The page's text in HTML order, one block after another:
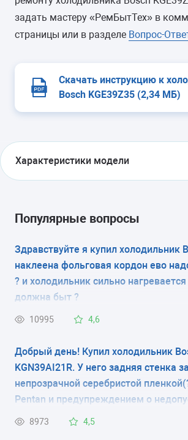
задать мастеру «РемБытТех» в
страницы или в разделе Вопрос-
Скачать инструкцию к
Bosch KGE39Z35 (2,34 МБ)
Характеристики модели
холодильник с морозильником
ТИП УПРАВЛЕНИЯ
электронное
КОЛИЧЕСТВО КАМЕР
2
РАЗМЕРЫ (ШXГXВ)
60x65x200 см
КОЛИЧЕСТВО КОМПРЕССОРОВ
1
Популярные вопросы
Здравствуйте я купил холодильник
наклеена фольговая кордон ево
? и холодильник сильно нагревается
должна быт ?
10995 4,6
Добрый день! Купил холодильник
KGN39AI21R. У него задняя стенка
непрозрачной серебристой
Pentan и предупреждением о
контакта изделия с трубами,
8973 4,5